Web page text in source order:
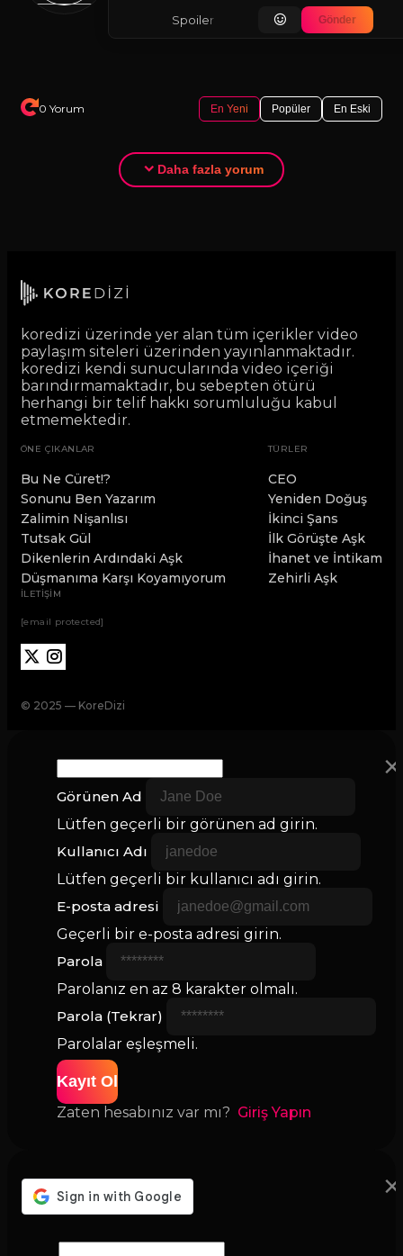
Spoiler içeriyor Gönder
0 Yorum En Yeni Popüler En Eski
Daha fazla yorum
koredizi üzerinde yer alan tüm içerikler video
paylaşım siteleri üzerinden yayınlanmaktadır.
koredizi kendi sunucularında video içeriği
barındırmamaktadır, bu sebepten ötürü
herhangi bir telif hakkı sorumluluğu kabul
etmemektedir.
ÖNE ÇIKANLAR
Bu Ne Cüret!?
Sonunu Ben Yazarım
Zalimin Nişanlısı
Tutsak Gül
Dikenlerin Ardındaki Aşk
Düşmanıma Karşı Koyamıyorum
TÜRLER
CEO
Yeniden Doğuş
İkinci Şans
İlk Görüşte Aşk
İhanet ve İntikam
Zehirli Aşk
İLETİŞİM
[email protected]
© 2025 — KoreDizi
×
Görünen Ad
Lütfen geçerli bir görünen ad girin.
Kullanıcı Adı
Lütfen geçerli bir kullanıcı adı girin.
E-posta adresi
Geçerli bir e-posta adresi girin.
Parola
Parolanız en az 8 karakter olmalı.
Parola (Tekrar)
Parolalar eşleşmeli.
Kayıt Ol
Zaten hesabınız var mı? Giriş Yapın
×